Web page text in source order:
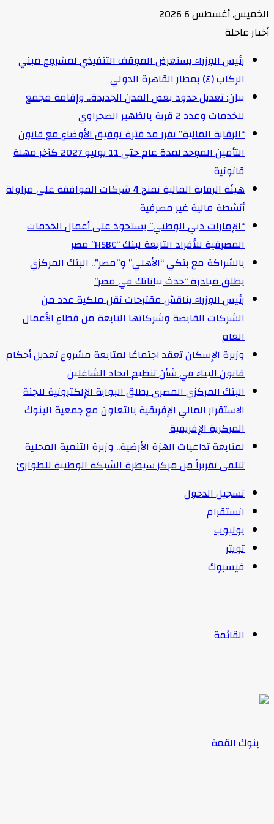
الخميس, أغسطس 6 2026
أخبار عاجلة
رئيس الوزراء يستعرض الموقف التنفيذي لمشروع مبني
الركاب (٤) بمطار القاهرة الدولي
بيان: تعديل حدود بعض المدن الجديدة.. وإقامة مجمع
للخدمات وعدد 2 قرية بالظهير الصحراوي
“الرقابة المالية” تقرر مد فترة توفيق الأوضاع مع قانون
التأمين الموحد لمدة عام حتى 11 يوليو 2027 كآخر مهلة
قانونية
هيئة الرقابة المالية تمنح 4 شركات الموافقة على مزاولة
أنشطة مالية غير مصرفية
“الإمارات دبي الوطني” يستحوذ على أعمال الخدمات
المصرفية للأفراد التابعة لبنك “HSBC” مصر
بالشراكة مع بنكي “الأهلي” و”مصر”.. البنك المركزي
يطلق مبادرة “حدث بياناتك في مصر”
رئيس الوزراء يناقش مقترحات نقل ملكية عدد من
الشركات القابضة وشركاتها التابعة من قطاع الأعمال
العام
وزيرة الإسكان تعقد اجتماعًا لمتابعة مشروع تعديل أحكام
قانون البناء في شأن تنظيم اتحاد الشاغلين
البنك المركزي المصري يطلق البوابة الإلكترونية للجنة
الاستقرار المالي الإفريقية بالتعاون مع جمعية البنوك
المركزية الإفريقية
لمتابعة تداعيات الهزة الأرضية.. وزيرة التنمية المحلية
تتلقى تقريراً من مركز سيطرة الشبكة الوطنية للطوارئ
تسجيل الدخول
انستقرام
يوتيوب
تويتر
فيسبوك
القائمة